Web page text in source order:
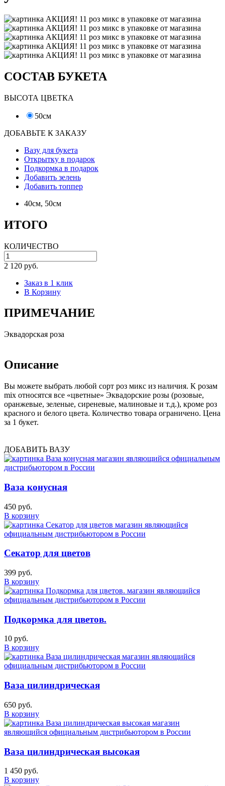
СОСТАВ БУКЕТА
ВЫСОТА ЦВЕТКА
50см
ДОБАВЬТЕ К ЗАКАЗУ
Вазу для букета
Открытку в подарок
Подкормка в подарок
Добавить зелень
Добавить топпер
40см, 50см
ИТОГО
КОЛИЧЕСТВО
2 120 руб.
Заказ в 1 клик
В Корзину
ПРИМЕЧАНИЕ
Эквадорская роза
Описание
Вы можете выбрать любой сорт роз микс из наличия. К розам
mix относятся все «цветные» Эквадорские розы (розовые,
оранжевые, зеленые, сиреневые, малиновые и т.д.), кроме роз
красного и белого цвета. Количество товара ограничено. Цена
за 1 букет.
ДОБАВИТЬ ВАЗУ
Ваза конусная
450 руб.
В корзину
Секатор для цветов
399 руб.
В корзину
Подкормка для цветов.
10 руб.
В корзину
Ваза цилиндрическая
650 руб.
В корзину
Ваза цилиндрическая высокая
1 450 руб.
В корзину